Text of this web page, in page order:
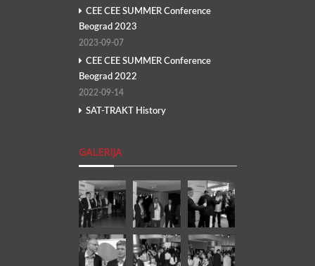
CEE CEE SUMMER Conference
Beograd 2023
2023-09-07
CEE CEE SUMMER Conference
Beograd 2022
2022-09-14
SAT-TRAKT History
GALERIJA